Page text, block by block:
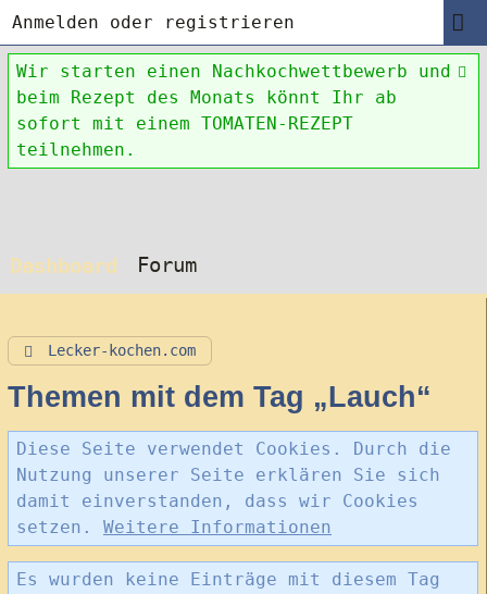
Anmelden oder registrieren
Wir starten einen Nachkochwettbewerb und
beim Rezept des Monats könnt Ihr ab
sofort mit einem TOMATEN-REZEPT
teilnehmen.
Dashboard Forum
Lecker-kochen.com
Themen mit dem Tag „Lauch“
Diese Seite verwendet Cookies. Durch die
Nutzung unserer Seite erklären Sie sich
damit einverstanden, dass wir Cookies
setzen. Weitere Informationen
Es wurden keine Einträge mit diesem Tag